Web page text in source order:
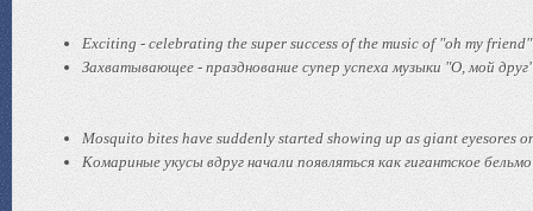
Exciting - celebrating the super success of the music of "oh my
Захватывающее - празднование супер успеха музыки "О, мой
Mosquito bites have suddenly started showing up as giant
Комариные укусы вдруг начали появляться как гигантское